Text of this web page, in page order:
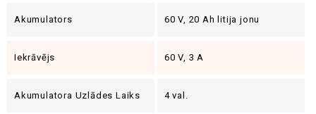
Akumulators 60 V, 20 Ah litija jonu
Iekrāvējs 60 V, 3 A
Akumulatora Uzlādes Laiks 4 val.